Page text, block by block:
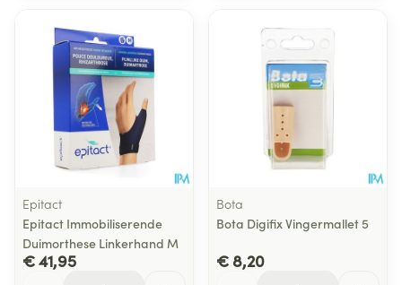
Epitact
Epitact Immobiliserende
Duimorthese Linkerhand M
€ 41,95
Bota
Bota Digifix Vingermallet 5
€ 8,20